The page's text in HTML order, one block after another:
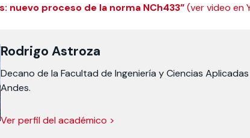
nuevo proceso de la norma NCh433”(ver video en
Rodrigo Astroza
Decano de la Facultad de Ingeniería y Ciencias
Andes.
Ver perfil del académico >